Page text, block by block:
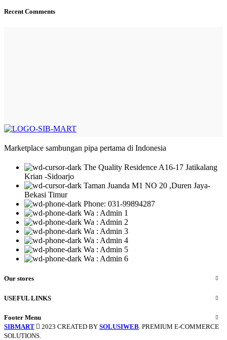
Recent Comments
Marketplace sambungan pipa pertama di Indonesia
The Quality Residence A16-17 Jatikalang
Krian -Sidoarjo
Taman Juanda M1 NO 20 ,Duren Jaya-
Bekasi Timur
Phone: 031-99894287
Wa : Admin 1
Wa : Admin 2
Wa : Admin 3
Wa : Admin 4
Wa : Admin 5
Wa : Admin 6
Our stores
USEFUL LINKS
Footer Menu
SIBMART
2023 CREATED BY SOLUSIWEB . PREMIUM E-COMMERCE
SOLUTIONS.